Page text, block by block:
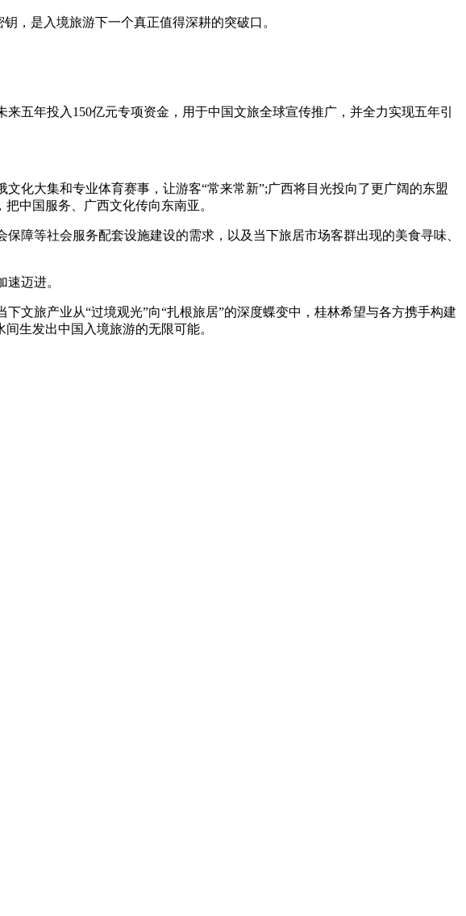
，是入境旅游下一个真正值得深耕的突破口。
年投入150亿元专项资金，用于中国文旅全球宣传推广，并全力实现五年引
大集和专业体育赛事，让游客“常来常新”;广西将目光投向了更广阔的东盟
中国服务、广西文化传向东南亚。
等社会服务配套设施建设的需求，以及当下旅居市场客群出现的美食寻味、
迈进。
旅产业从“过境观光”向“扎根旅居”的深度蝶变中，桂林希望与各方携手构建
生发出中国入境旅游的无限可能。